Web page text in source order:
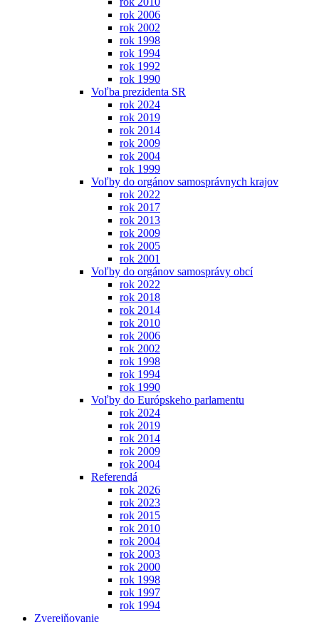
rok 2006
rok 2002
rok 1998
rok 1994
rok 1992
rok 1990
Voľba prezidenta SR
rok 2024
rok 2019
rok 2014
rok 2009
rok 2004
rok 1999
Voľby do orgánov samosprávnych krajov
rok 2022
rok 2017
rok 2013
rok 2009
rok 2005
rok 2001
Voľby do orgánov samosprávy obcí
rok 2022
rok 2018
rok 2014
rok 2010
rok 2006
rok 2002
rok 1998
rok 1994
rok 1990
Voľby do Európskeho parlamentu
rok 2024
rok 2019
rok 2014
rok 2009
rok 2004
Referendá
rok 2026
rok 2023
rok 2015
rok 2010
rok 2004
rok 2003
rok 2000
rok 1998
rok 1997
rok 1994
Zverejňovanie